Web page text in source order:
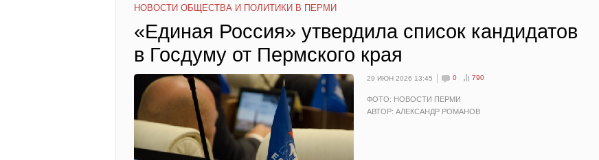
НОВОСТИ ОБЩЕСТВА И ПОЛИТИКИ В ПЕРМИ
«Единая Россия» утвердила список кандидатов
в Госдуму от Пермского края
29 ИЮН 2026 13:45 0 790
ФОТО: НОВОСТИ ПЕРМИ
АВТОР: АЛЕКСАНДР РОМАНОВ